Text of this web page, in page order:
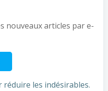
nouveaux articles par e-
les indésirables.